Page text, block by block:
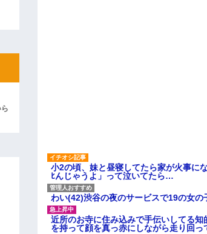
ｗｗｗｗ(※画像あり)
限速度で走った結果
小2の頃、妹と昼寝してたら家が火事に
ﾋんじゃうよ」って泣いてたら…
わい(42)渋谷の夜のサービスで19の女
近所のお寺に住み込みで手伝いしてる
を持って顔を真っ赤にしながら走り回